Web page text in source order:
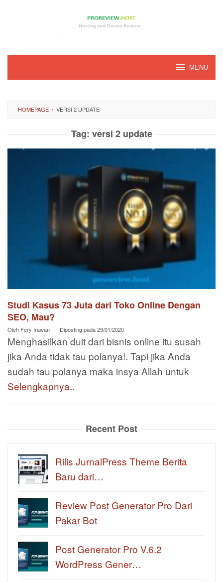
MENU
HOMEPAGE / VERSI 2 UPDATE
Tag: versi 2 update
Studi Kasus 73 Juta dari Toko Online Dengan
SEO, Mau?
Oleh Fery Irawan Diposting pada29/01/2020
Menghasilkan duit dari bisnis online itu susah
jika Anda tidak tau polanya!. Tapi jika Anda
sudah tau polanya maka insya Allah untuk
Selengkapnya..
Recent Post
Rilis JurnalPress Theme Berita
Baru dari…
Review Post Generator Pro Dari
Pakar Bot
Post Generator Pro V.6.2
WordPress Gener…